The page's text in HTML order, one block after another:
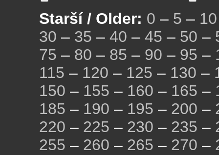
Starší / Older: 0 – 5 – 10
30 – 35 – 40 – 45 – 50 –
75 – 80 – 85 – 90 – 95 –
115 – 120 – 125 – 130 –
150 – 155 – 160 – 165 –
185 – 190 – 195 – 200 –
220 – 225 – 230 – 235 –
255 – 260 – 265 – 270 –